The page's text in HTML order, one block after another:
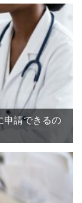
申請できるの